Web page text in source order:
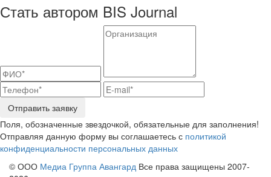
Стать автором BIS Journal
Отправить заявку
Поля, обозначенные звездочкой, обязательные для заполнения!
Отправляя данную форму вы соглашаетесь с политикой
конфиденциальности персональных данных
© ООО Медиа Группа Авангард Все права защищены 2007-